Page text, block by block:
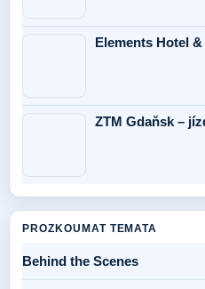
Elements Hotel
ZTM Gdaňsk –
PROZKOUMAT TEMATA
Behind the Scenes